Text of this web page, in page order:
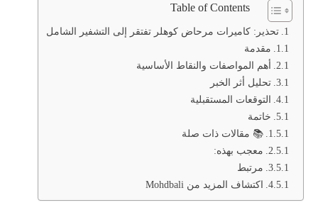
Table of Contents
تحذير: كاميرات مرحاض كوهلر تفتقر إلى التشفير الشامل
مقدمة
أهم المواصفات والنقاط الأساسية
تحليل أثر الخبر
التوقعات المستقبلية
خاتمة
📚 مقالات ذات صلة
معجب بهذه:
مرتبط
اكتشاف المزيد من Mohdbali